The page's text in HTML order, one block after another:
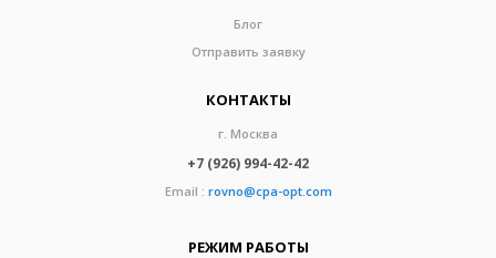
Блог
Отправить заявку
КОНТАКТЫ
г. Москва
+7 (926) 994-42-42
Email : rovno@cpa-opt.com
РЕЖИМ РАБОТЫ